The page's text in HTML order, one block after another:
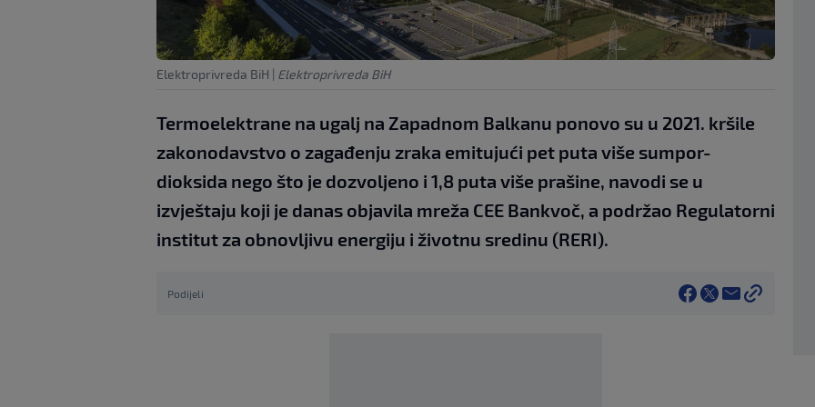
Elektroprivreda BiH | Elektroprivreda BiH
Termoelektrane na ugalj na Zapadnom Balkanu ponovo su u 2021. kršile
zakonodavstvo o zagađenju zraka emitujući pet puta više sumpor-
dioksida nego što je dozvoljeno i 1,8 puta više prašine, navodi se u
izvještaju koji je danas objavila mreža CEE Bankvoč, a podržao Regulatorni
institut za obnovljivu energiju i životnu sredinu (RERI).
Podijeli